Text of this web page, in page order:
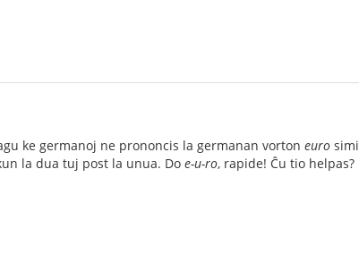
ke germanoj ne prononcis la germanan vorton euro
la dua tuj post la unua. Do e-u-ro, rapide! Ĉu tio helpas?